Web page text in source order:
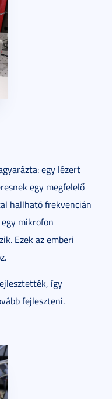
egy lézert
egy megfelelő
hallható frekvencián
mikrofon
Ezek az emberi
így
fejleszteni.